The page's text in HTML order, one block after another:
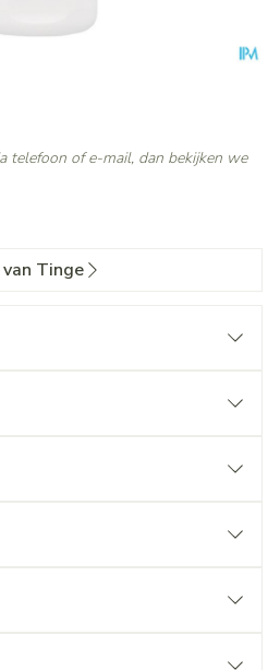
telefoon of e-mail, dan bekijken we
Tinge